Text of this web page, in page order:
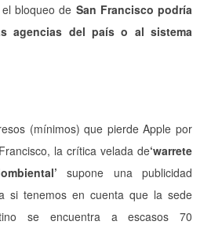
bloqueo de San Francisco podría
agencias del país o al sistema
(mínimos) que pierde Apple por
la crítica velada de‘warrete
supone una publicidad
si tenemos en cuenta que la sede
se encuentra a escasos 70